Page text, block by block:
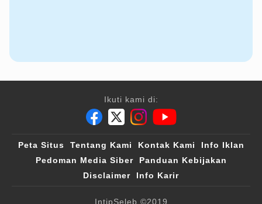
Ikuti kami di:
Peta Situs Tentang Kami Kontak Kami
Info Iklan
Pedoman Media Siber
Panduan Kebijakan
Disclaimer
Info Karir
IntipSeleb ©2019